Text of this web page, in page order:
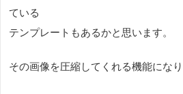
ている
テンプレートもあるかと思います。
その画像を圧縮してくれる機能になり